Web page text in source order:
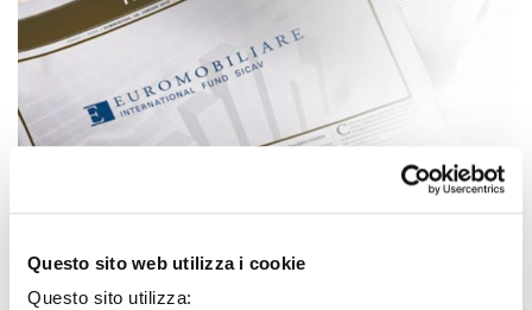
Questo sito web utilizza i cookie
Questo sito utilizza: